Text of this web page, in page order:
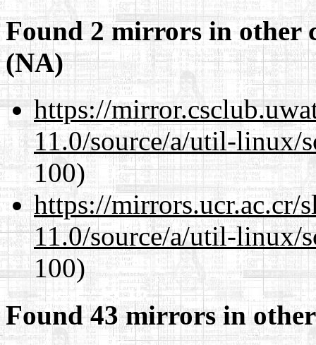
Found 2 mirrors in other
(NA)
https://
11.0/source/a/util-linux/
100)
https://mirrors.ucr.ac.cr/
11.0/source/a/util-linux/
100)
Found 43 mirrors in